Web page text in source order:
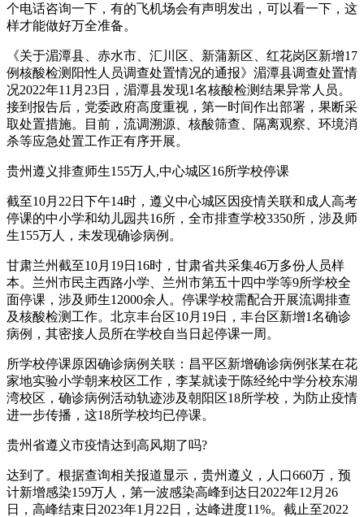
个电话咨询一下，有的飞机场会有声明发出，可以看一下，这
样才能做好万全准备。
《关于湄潭县、赤水市、汇川区、新蒲新区、红花岗区新增17
例核酸检测阳性人员调查处置情况的通报》湄潭县调查处置情
况2022年11月23日，湄潭县发现1名核酸检测结果异常人员。
接到报告后，党委政府高度重视，第一时间作出部署，果断采
取处置措施。目前，流调溯源、核酸筛查、隔离观察、环境消
杀等应急处置工作正有序开展。
贵州遵义排查师生155万人,中心城区16所学校停课
截至10月22日下午14时，遵义中心城区因疫情关联和成人高考
停课的中小学和幼儿园共16所，全市排查学校3350所，涉及师
生155万人，未发现确诊病例。
甘肃兰州截至10月19日16时，甘肃省共采集46万多份人员样
本。兰州市民主西路小学、兰州市第五十四中学等9所学校全
面停课，涉及师生12000余人。停课学校需配合开展流调排查
及核酸检测工作。北京丰台区10月19日，丰台区新增1名确诊
病例，其密接人员所在学校自当日起停课一周。
所学校停课原因确诊病例关联：昌平区新增确诊病例张某在花
家地实验小学朝来校区工作，李某就读于陈经纶中学分校东湖
湾校区，确诊病例活动轨迹涉及朝阳区18所学校，为防止疫情
进一步传播，这18所学校均已停课。
贵州省遵义市疫情达到高风期了吗?
达到了。根据查询相关报道显示，贵州遵义，人口660万，预
计新增感染159万人，第一波感染高峰到达日2022年12月26
日，高峰结束日2023年1月22日，达峰进度11%。截止至2022